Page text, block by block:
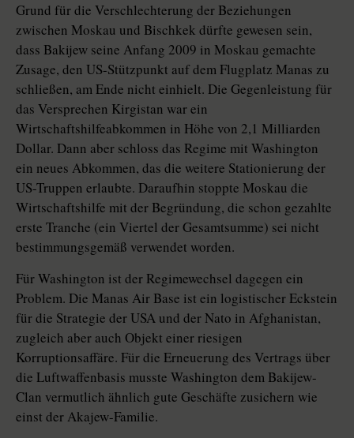
Grund für die Verschlechterung der Beziehungen
zwischen Moskau und Bischkek dürfte gewesen sein,
dass Bakijew seine Anfang 2009 in Moskau gemachte
Zusage, den US-Stützpunkt auf dem Flugplatz Manas zu
schließen, am Ende nicht einhielt. Die Gegenleistung für
das Versprechen Kirgistan war ein
Wirtschaftshilfeabkommen in Höhe von 2,1 Milliarden
Dollar. Dann aber schloss das Regime mit Washington
ein neues Abkommen, das die weitere Stationierung der
US-Truppen erlaubte. Daraufhin stoppte Moskau die
Wirtschaftshilfe mit der Begründung, die schon gezahlte
erste Tranche (ein Viertel der Gesamtsumme) sei nicht
bestimmungsgemäß verwendet worden.
Für Washington ist der Regimewechsel dagegen ein
Problem. Die Manas Air Base ist ein logistischer Eckstein
für die Strategie der USA und der Nato in Afghanistan,
zugleich aber auch Objekt einer riesigen
Korruptionsaffäre. Für die Erneuerung des Vertrags über
die Luftwaffenbasis musste Washington dem Bakijew-
Clan vermutlich ähnlich gute Geschäfte zusichern wie
einst der Akajew-Familie.